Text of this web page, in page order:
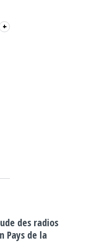
+
des radios
Pays de la